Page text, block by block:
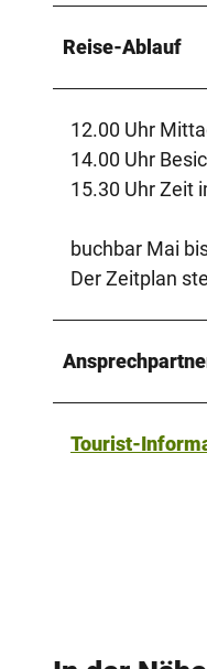
Reise-Ablauf
12.00 Uhr
14.00 Uhr
15.30 Uhr Zeit
buchbar Mai
Der Zeitplan
Tourist-